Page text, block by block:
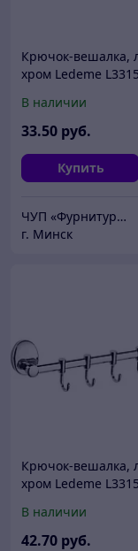
Крючок-вешалка,
хром Ledeme
В наличии
33.50 руб.
Купить
ЧУП «Фурнитурка-бай»
г. Минск
Крючок-вешалка,
хром Ledeme
В наличии
42.70 руб.